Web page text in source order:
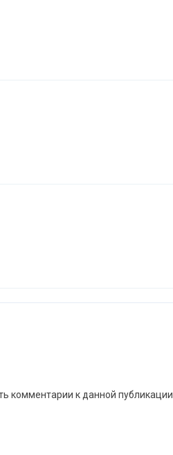
комментарии к данной публикации.